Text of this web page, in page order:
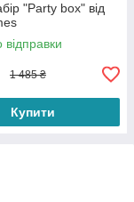
"Party box" від
відправки
1 485 ₴
Купити